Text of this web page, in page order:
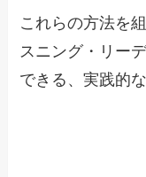
これらの方法を
スニング・リー
できる、実践的